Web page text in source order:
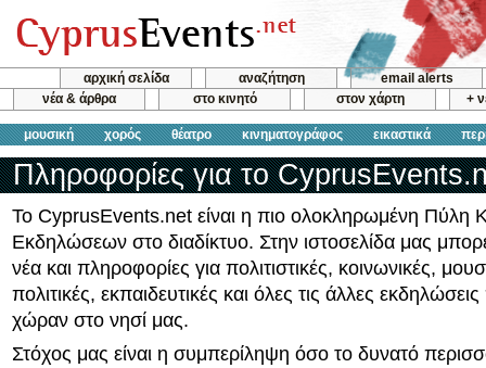
αρχική σελίδα αναζήτηση
email alerts
νέα & άρθρα
στο κινητό στον χάρτη +
μουσική χορός θέατρο κινηματογράφος εικαστικά
Πληροφορίες για το
Το CyprusEvents.net είναι η πιο ολοκληρωμένη Πύλη
Εκδηλώσεων στο διαδίκτυο. Στην ιστοσελίδα μας
νέα και πληροφορίες για πολιτιστικές, κοινωνικές,
πολιτικές, εκπαιδευτικές και όλες τις άλλες
χώραν στο νησί μας.
Στόχος μας είναι η συμπερίληψη όσο το δυνατό